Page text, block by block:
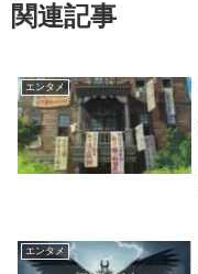
関連記事
エンタメ
エンタメ